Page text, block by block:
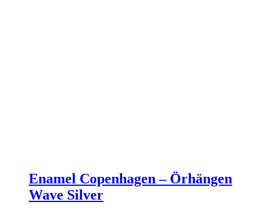
Enamel Copenhagen – Örhängen
Wave Silver